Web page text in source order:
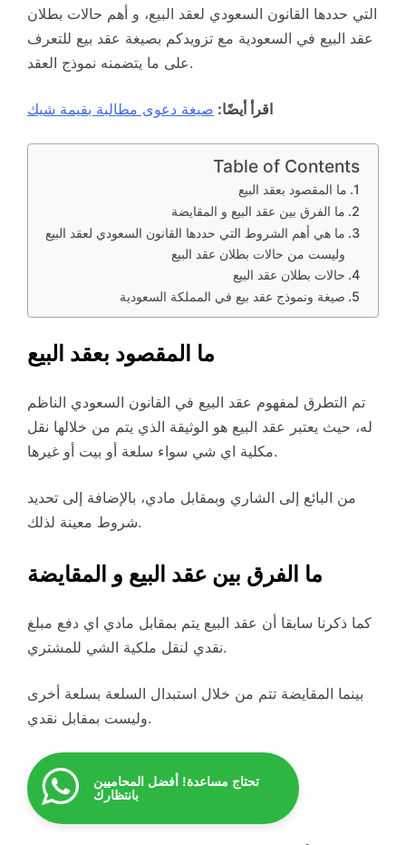
التي حددها القانون السعودي لعقد البيع، و أهم حالات بطلان
عقد البيع في السعودية مع تزويدكم بصيغة عقد بيع للتعرف
على ما يتضمنه نموذج العقد.
اقرأ أيضًا: صيغة دعوى مطالبة بقيمة شيك
Table of Contents
ما المقصود بعقد البيع
ما الفرق بين عقد البيع و المقايضة
ما هي أهم الشروط التي حددها القانون السعودي لعقد البيع
وليست من حالات بطلان عقد البيع
حالات بطلان عقد البيع
صيغة ونموذج عقد بيع في المملكة السعودية
ما المقصود بعقد البيع
تم التطرق لمفهوم عقد البيع في القانون السعودي الناظم
له، حيث يعتبر عقد البيع هو الوثيقة الذي يتم من خلالها نقل
مكلية اي شي سواء سلعة أو بيت أو غيرها.
من البائع إلى الشاري وبمقابل مادي، بالإضافة إلى تحديد
شروط معينة لذلك.
ما الفرق بين عقد البيع و المقايضة
كما ذكرنا سابقا أن عقد البيع يتم بمقابل مادي اي دفع مبلغ
نقدي لنقل ملكية الشي للمشتري.
بينما المقايضة تتم من خلال استبدال السلعة بسلعة أخرى
وليست بمقابل نقدي.
تحتاج مساعدة! أفضل المحاميين
بانتظارك